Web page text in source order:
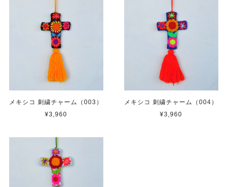
メキシコ 刺繍チャーム（003）
¥3,960
メキシコ 刺繍チャーム（004）
¥3,960